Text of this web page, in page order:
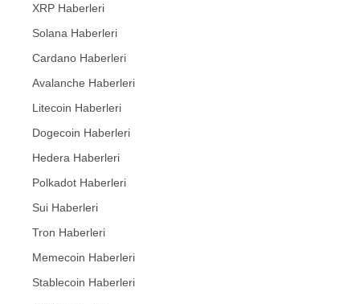
XRP Haberleri
Solana Haberleri
Cardano Haberleri
Avalanche Haberleri
Litecoin Haberleri
Dogecoin Haberleri
Hedera Haberleri
Polkadot Haberleri
Sui Haberleri
Tron Haberleri
Memecoin Haberleri
Stablecoin Haberleri